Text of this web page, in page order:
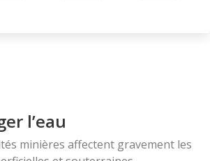
l’eau
minières affectent gravement les